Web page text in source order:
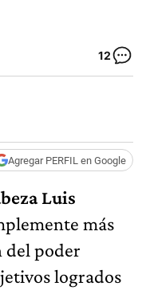
12
Agregar PERFIL en Google
Luis
más
del poder
logrados